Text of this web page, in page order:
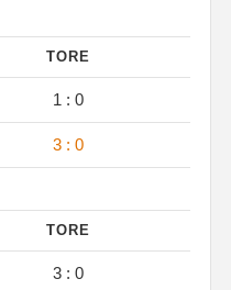
TORE
1 : 0
3 : 0
TORE
3 : 0